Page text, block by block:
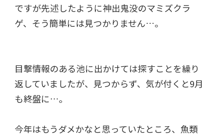
ですが先述したように神出鬼没のマミズクラ
ゲ、そう簡単には見つかりません…。
目撃情報のある池に出かけては探すことを繰り
返していましたが、見つからず、気が付くと9月
も終盤に…。
今年はもうダメかなと思っていたところ、魚類